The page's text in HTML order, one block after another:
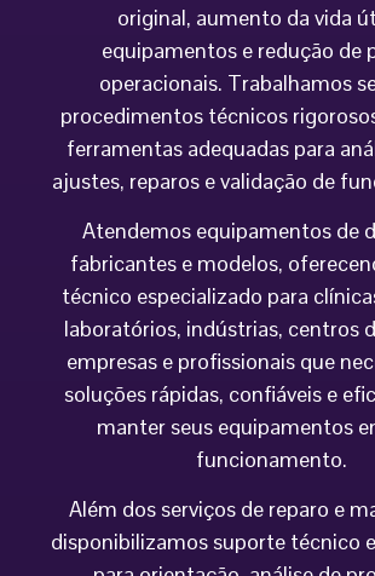
original, aumento da vida
equipamentos e redução de
operacionais. Trabalhamos
procedimentos técnicos
ferramentas adequadas para
ajustes, reparos e validação de
Atendemos equipamentos de
fabricantes e modelos,
técnico especializado para
laboratórios, indústrias, centros
empresas e profissionais que
soluções rápidas, confiáveis e
manter seus equipamentos
funcionamento.
Além dos serviços de reparo e
disponibilizamos suporte técnico